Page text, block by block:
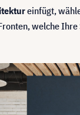
einfügt,
welche